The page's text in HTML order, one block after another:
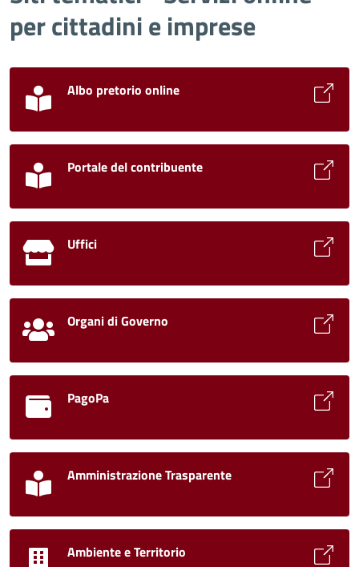
per cittadini e imprese
Albo pretorio online
Portale del contribuente
Uffici
Organi di Governo
PagoPa
Amministrazione Trasparente
Ambiente e Territorio